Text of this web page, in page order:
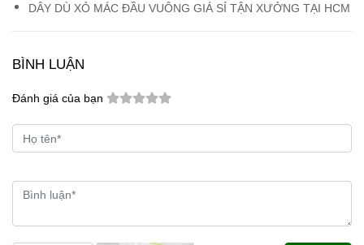
DÂY DÙ XỎ MÁC ĐẦU VUÔNG GIÁ SỈ TẬN XƯỞNG TẠI HCM
BÌNH LUẬN
Đánh giá của bạn